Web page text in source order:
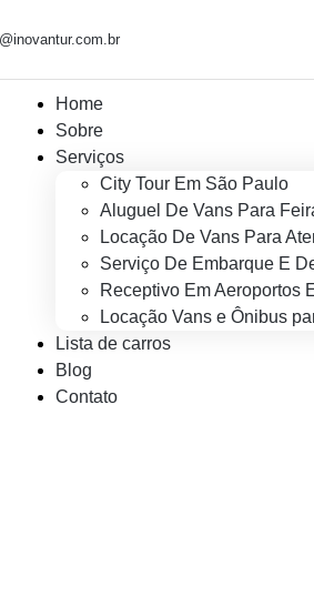
Home
Sobre
Serviços
City Tour Em São Paulo
Aluguel De Vans Para
Locação De Vans Para
Serviço De Embarque E
Receptivo Em Aeroportos
Locação Vans e Ônibus
Lista de carros
Blog
Contato